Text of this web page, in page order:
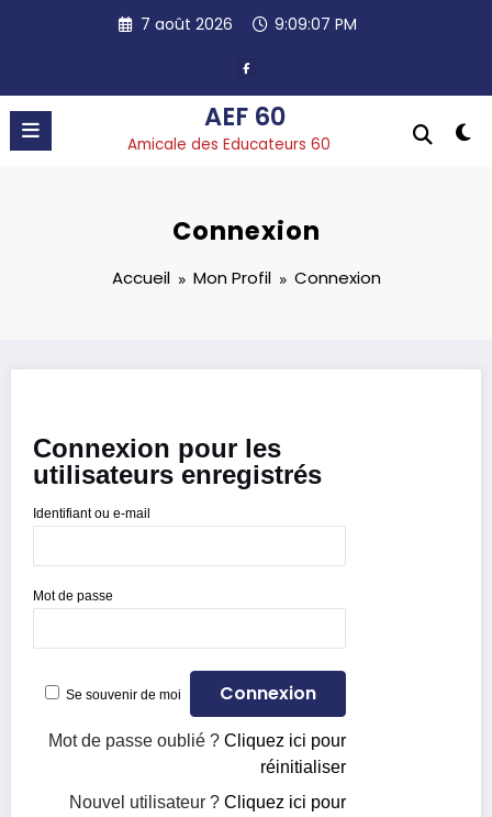
7 août 2026 9:09:07 PM
AEF 60
Amicale des Educateurs 60
Connexion
Accueil Mon Profil Connexion
Connexion pour les
utilisateurs enregistrés
Identifiant ou e-mail
Mot de passe
Se souvenir de moi
Mot de passe oublié ?Cliquez ici pour
réinitialiser
Nouvel utilisateur ?Cliquez ici pour